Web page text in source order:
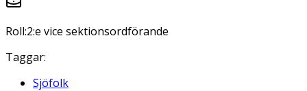
Roll:2:e vice sektionsordförande
Taggar:
Sjöfolk